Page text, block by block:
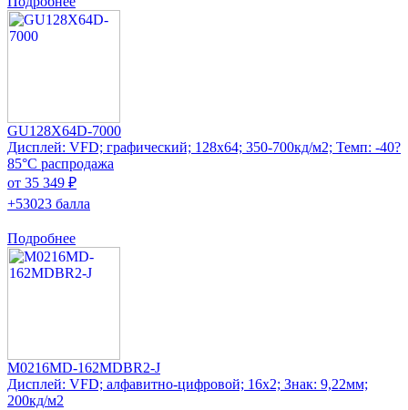
GU128X64D-7000
Дисплей: VFD; графический; 128x64; 350-700кд/м2; Темп: -40?
85°C распродажа
от 35 349 ₽
+53023 балла
Подробнее
M0216MD-162MDBR2-J
Дисплей: VFD; алфавитно-цифровой; 16x2; Знак: 9,22мм;
200кд/м2